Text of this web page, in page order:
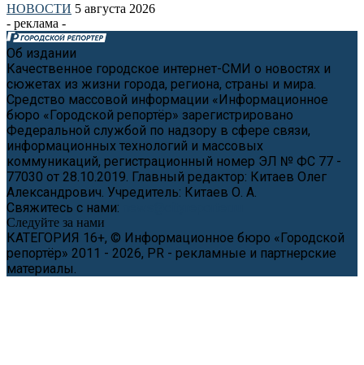
НОВОСТИ 5 августа 2026
- реклама -
Об издании
Качественное городское интернет-СМИ о новостях и
сюжетах из жизни города, региона, страны и мира.
Средство массовой информации «Информационное
бюро «Городской репортёр» зарегистрировано
Федеральной службой по надзору в сфере связи,
информационных технологий и массовых
коммуникаций, регистрационный номер ЭЛ № ФС 77 -
77030 от 28.10.2019. Главный редактор: Китаев Олег
Александрович. Учредитель: Китаев О. А.
Свяжитесь с нами:
Следуйте за нами
КАТЕГОРИЯ 16+, © Информационное бюро «Городской
репортёр» 2011 - 2026, PR - рекламные и партнерские
материалы.